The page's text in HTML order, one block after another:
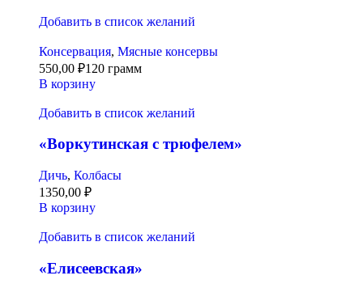
Добавить в список желаний
Консервация, Мясные консервы
550,00 ₽120 грамм
В корзину
Добавить в список желаний
«Воркутинская с трюфелем»
Дичь, Колбасы
1350,00 ₽
В корзину
Добавить в список желаний
«Елисеевская»